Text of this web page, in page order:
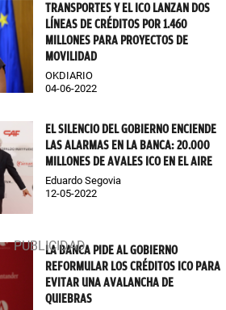
TRANSPORTES Y EL ICO LANZAN DOS
LÍNEAS DE CRÉDITOS POR 1.460
MILLONES PARA PROYECTOS DE
MOVILIDAD
OKDIARIO
04-06-2022
EL SILENCIO DEL GOBIERNO ENCIENDE
LAS ALARMAS EN LA BANCA: 20.000
MILLONES DE AVALES ICO EN EL AIRE
Eduardo Segovia
12-05-2022
LA BANCA PIDE AL GOBIERNO
REFORMULAR LOS CRÉDITOS ICO PARA
EVITAR UNA AVALANCHA DE
QUIEBRAS